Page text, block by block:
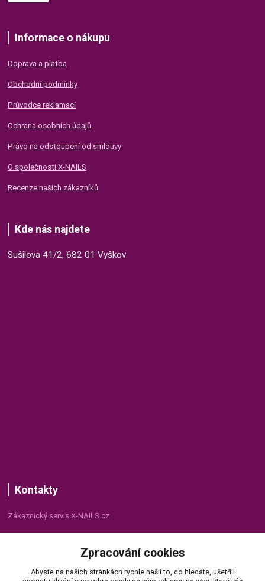
Informace o nákupu
Doprava a platba
Obchodní podmínky
Průvodce reklamací
Ochrana osobních údajů
Právo na odstoupení od smlouvy
O společnosti X-NAILS
Recenze našich zákazníků
Kde nás najdete
Sušilova 41/2, 682 01 Vyškov
Kontakty
Zákaznický servis X-NAILS.cz
+420 735 055 075
(Po - Pá, 8 - 16 hod.)
Zpracování cookies
Abyste na našich stránkách rychle našli to, co hledáte, ušetřili